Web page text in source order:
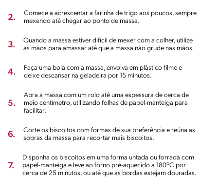
2.
Comece a acrescentar a farinha de trigo aos poucos, sempre
mexendo até chegar ao ponto de massa.
3.
Quando a massa estiver difícil de mexer com a colher, utilize
as mãos para amassar até que a massa não grude nas mãos.
4.
Faça uma bola com a massa, envolva em plástico filme e
deixe descansar na geladeira por 15 minutos.
5.
Abra a massa com um rolo até uma espessura de cerca de
meio centímetro, utilizando folhas de papel-manteiga para
facilitar.
6.
Corte os biscoitos com formas de sua preferência e reúna as
sobras da massa para recortar mais biscoitos.
7.
Disponha os biscoitos em uma forma untada ou forrada com
papel-manteiga e leve ao forno pré-aquecido a 180ºC por
cerca de 25 minutos, ou até que as bordas estejam douradas.